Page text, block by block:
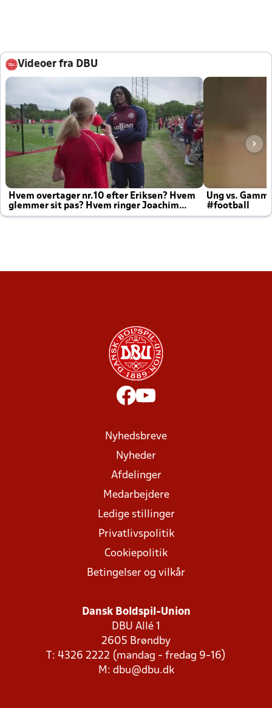
Videoer fra DBU
Hvem overtager nr.10 efter Eriksen? Hvem
glemmer sit pas? Hvem ringer Joachim
altid til efter kampe?
Ung vs.
#football
Nyhedsbreve
Nyheder
Afdelinger
Medarbejdere
Ledige stillinger
Privatlivspolitik
Cookiepolitik
Betingelser og vilkår
Dansk Boldspil-Union
DBU Allé 1
2605 Brøndby
T: 4326 2222 (mandag - fredag 9-16)
M: dbu@dbu.dk